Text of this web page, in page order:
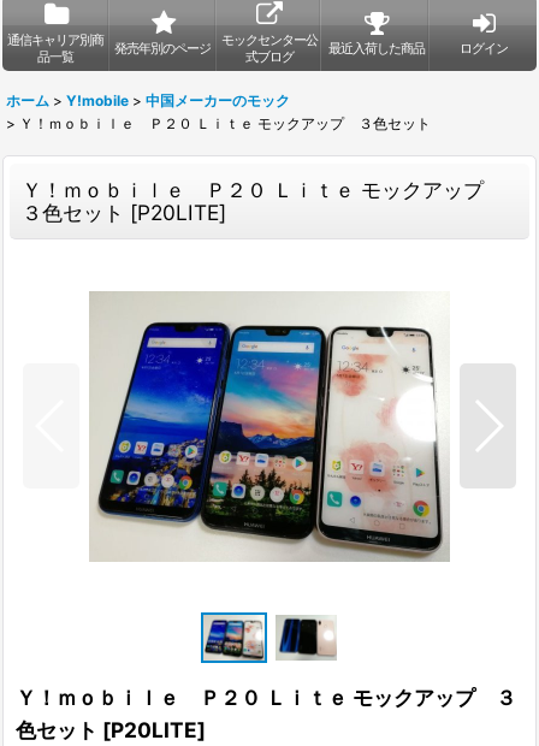
通信キャリア別商
品一覧
発売年別のページ
モックセンター公
式ブログ
最近入荷した商品 ログイン
ホーム > Y!mobile > 中国メーカーのモック
> Ｙ！ｍｏｂｉｌｅ Ｐ２０ Ｌｉｔｅ モックアップ ３色セット
Ｙ！ｍｏｂｉｌｅ Ｐ２０ Ｌｉｔｅ モックアップ
３色セット [P20LITE]
Ｙ！ｍｏｂｉｌｅ Ｐ２０ Ｌｉｔｅ モックアップ ３
色セット [P20LITE]